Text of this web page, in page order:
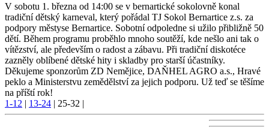
V sobotu 1. března od 14:00 se v bernartické sokolovně konal
tradiční dětský karneval, který pořádal TJ Sokol Bernartice z.s. za
podpory městyse Bernartice. Sobotní odpoledne si užilo přibližně 50
dětí. Během programu proběhlo mnoho soutěží, kde nešlo ani tak o
vítězství, ale především o radost a zábavu. Při tradiční diskotéce
zazněly oblíbené dětské hity i skladby pro starší účastníky.
Děkujeme sponzorům ZD Nemějice, DAŇHEL AGRO a.s., Hravé
peklo a Ministerstvu zemědělství za jejich podporu. Už teď se těšíme
na příští rok!
1-12 | 13-24 | 25-32 |